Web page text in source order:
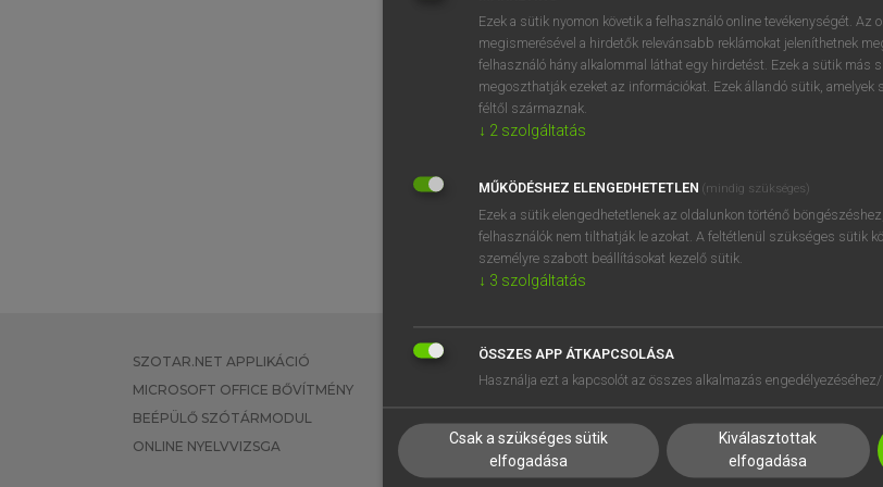
BELÉPÉS
SZOTAR.NET APPLIKÁCIÓ
MICROSOFT OFFICE BŐVÍTMÉNY
BEÉPÜLŐ SZÓTÁRMODUL
ONLINE NYELVVIZSGA
EGYÉNI FELHASZNÁLÓKNAK
TANULÓKNAK
VÁLLALATI MEGOLDÁSOK
SÚGÓ
RÓLUNK
SÜTI BEÁLLÍTÁSOK
Ezek a sütik nyomon követik a felhasználó online tevékenységét. Az
megismerésével a hirdetők relevánsabb reklámokat jeleníthetnek
felhasználó hány alkalommal láthat egy hirdetést. Ezek a sütik más
megoszthatják ezeket az információkat. Ezek állandó sütik,
féltől származnak.
↓ 2 szolgáltatás
MŰKÖDÉSHEZ ELENGEDHETETLEN (mindig szükséges)
Ezek a sütik elengedhetetlenek az oldalunkon történő
felhasználók nem tilthatják le azokat. A feltétlenül szükséges sütik
személyre szabott beállításokat kezelő sütik.
↓ 3 szolgáltatás
ÖSSZES APP ÁTKAPCSOLÁSA
Használja ezt a kapcsolót az összes alkalmazás
Csak a szükséges sütik
elfogadása
Kiválasztottak
elfogadása